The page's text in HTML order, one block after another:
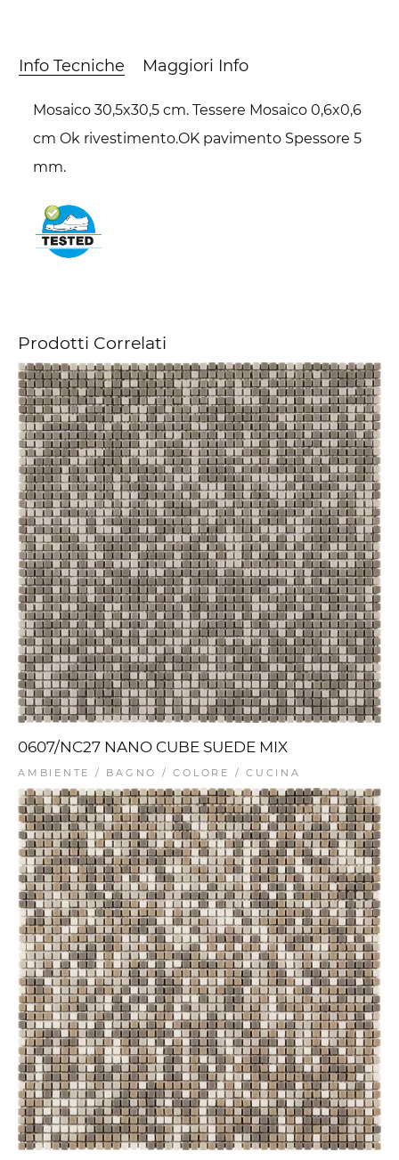
Info Tecniche Maggiori Info
Mosaico 30,5x30,5 cm. Tessere Mosaico 0,6x0,6
cm Ok rivestimento.OK pavimento Spessore 5
mm.
Prodotti Correlati
0607/NC27 NANO CUBE SUEDE MIX
AMBIENTE / BAGNO / COLORE / CUCINA